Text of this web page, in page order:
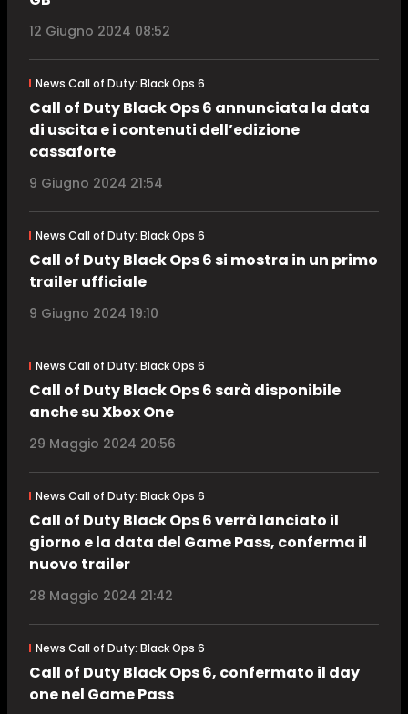
12 Giugno 2024 08:52
News Call of Duty: Black Ops 6
Call of Duty Black Ops 6 annunciata la data
di uscita e i contenuti dell’edizione
cassaforte
9 Giugno 2024 21:54
News Call of Duty: Black Ops 6
Call of Duty Black Ops 6 si mostra in un primo
trailer ufficiale
9 Giugno 2024 19:10
News Call of Duty: Black Ops 6
Call of Duty Black Ops 6 sarà disponibile
anche su Xbox One
29 Maggio 2024 20:56
News Call of Duty: Black Ops 6
Call of Duty Black Ops 6 verrà lanciato il
giorno e la data del Game Pass, conferma il
nuovo trailer
28 Maggio 2024 21:42
News Call of Duty: Black Ops 6
Call of Duty Black Ops 6, confermato il day
one nel Game Pass